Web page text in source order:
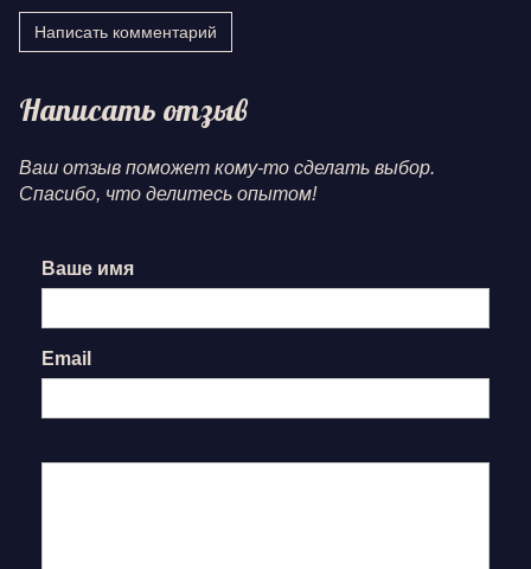
Написать комментарий
Написать отзыв
Ваш отзыв поможет кому-то сделать выбор.
Спасибо, что делитесь опытом!
Ваше имя
Email